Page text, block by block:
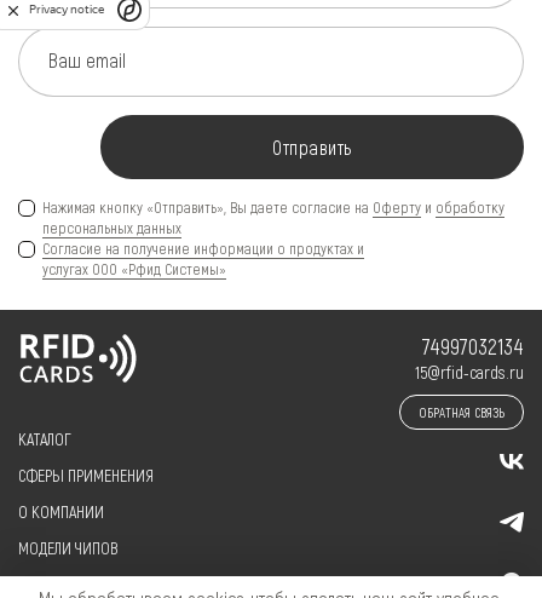
Ваш email
Отправить
Нажимая кнопку «Отправить», Вы даете согласие на Оферту и обработку
персональных данных
Согласие на получение информации о продуктах и
услугах ООО «Рфид Системы»
КАТАЛОГ
СФЕРЫ ПРИМЕНЕНИЯ
О КОМПАНИИ
МОДЕЛИ ЧИПОВ
74997032134
15@rfid-cards.ru
ОБРАТНАЯ СВЯЗЬ
Privacy notice